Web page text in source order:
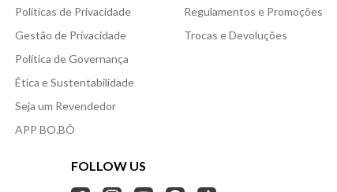
Políticas de Privacidade
Gestão de Privacidade
Política de Governança
Ética e Sustentabilidade
Seja um Revendedor
APP BO.BÔ
Regulamentos e Promoções
Trocas e Devoluções
FOLLOW US